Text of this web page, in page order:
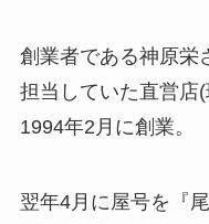
創業者である神原栄
担当していた直営店
1994年2月に創業。
翌年4月に屋号を『